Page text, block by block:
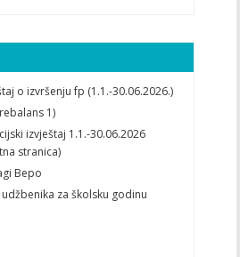
o izvršenju fp (1.1.-30.06.2026.)
1)
izvještaj 1.1.-30.06.2026
stranica)
Bepo
za školsku godinu